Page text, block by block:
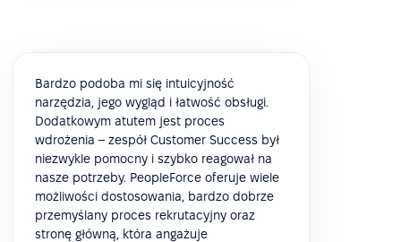
Bardzo podoba mi się intuicyjność
narzędzia, jego wygląd i łatwość obsługi.
Dodatkowym atutem jest proces
wdrożenia – zespół Customer Success był
niezwykle pomocny i szybko reagował na
nasze potrzeby. PeopleForce oferuje wiele
możliwości dostosowania, bardzo dobrze
przemyślany proces rekrutacyjny oraz
stronę główną, która angażuje